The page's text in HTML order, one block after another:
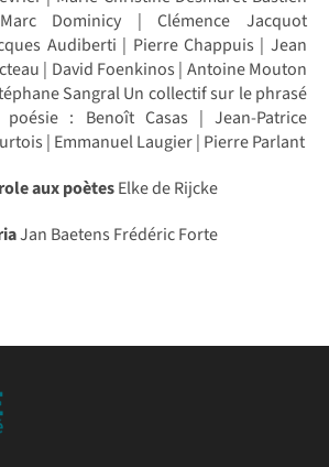
Dominicy | Clémence Jacquot
Audiberti | Pierre Chappuis | Jean
| David Foenkinos | Antoine Mouton
Sangral Un collectif sur le phrasé
poésie : Benoît Casas | Jean-Patrice
| Emmanuel Laugier | Pierre Parlant
aux poètesElke de Rijcke
Jan Baetens Frédéric Forte